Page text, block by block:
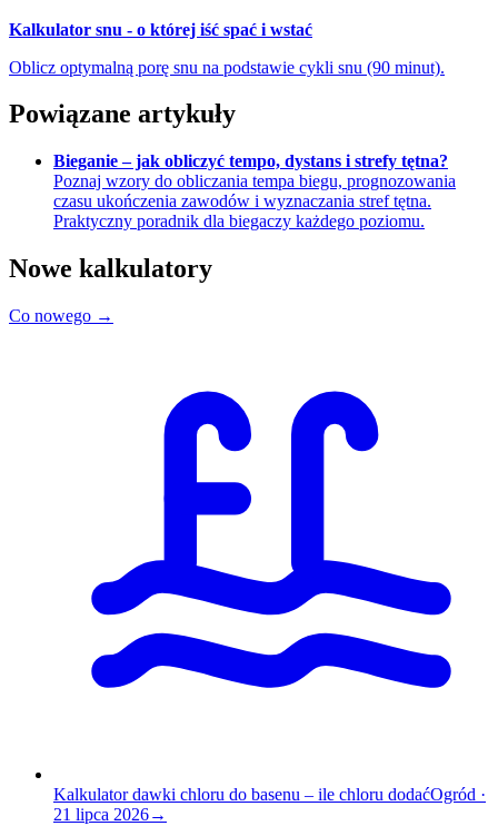
Kalkulator snu - o której iść spać i wstać
Oblicz optymalną porę snu na podstawie cykli snu (90 minut).
Powiązane artykuły
Bieganie – jak obliczyć tempo, dystans i strefy tętna?
Poznaj wzory do obliczania tempa biegu, prognozowania
czasu ukończenia zawodów i wyznaczania stref tętna.
Praktyczny poradnik dla biegaczy każdego poziomu.
Nowe kalkulatory
Co nowego →
Kalkulator dawki chloru do basenu – ile chloru dodaćOgród ·
21 lipca 2026→